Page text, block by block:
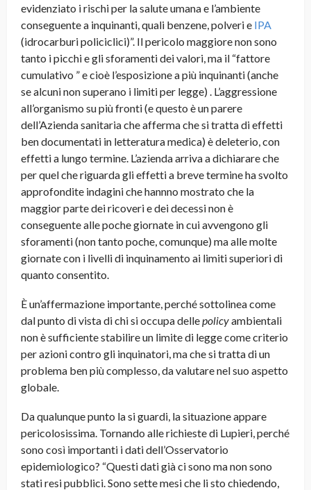
evidenziato i rischi per la salute umana e l’ambiente
conseguente a inquinanti, quali benzene, polveri e IPA
(idrocarburi policiclici)”. Il pericolo maggiore non sono
tanto i picchi e gli sforamenti dei valori, ma il “fattore
cumulativo ” e cioè l’esposizione a più inquinanti (anche
se alcuni non superano i limiti per legge) . L’aggressione
all’organismo su più fronti (e questo è un parere
dell’Azienda sanitaria che afferma che si tratta di effetti
ben documentati in letteratura medica) è deleterio, con
effetti a lungo termine. L’azienda arriva a dichiarare che
per quel che riguarda gli effetti a breve termine ha svolto
approfondite indagini che hannno mostrato che la
maggior parte dei ricoveri e dei decessi non è
conseguente alle poche giornate in cui avvengono gli
sforamenti (non tanto poche, comunque) ma alle molte
giornate con i livelli di inquinamento ai limiti superiori di
quanto consentito.
È un’affermazione importante, perché sottolinea come
dal punto di vista di chi si occupa dellepolicyambientali
non è sufficiente stabilire un limite di legge come criterio
per azioni contro gli inquinatori, ma che si tratta di un
problema ben più complesso, da valutare nel suo aspetto
globale.
Da qualunque punto la si guardi, la situazione appare
pericolosissima. Tornando alle richieste di Lupieri, perché
sono così importanti i dati dell’Osservatorio
epidemiologico? “Questi dati già ci sono ma non sono
stati resi pubblici. Sono sette mesi che li sto chiedendo,